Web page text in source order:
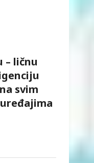
– ličnu
svim